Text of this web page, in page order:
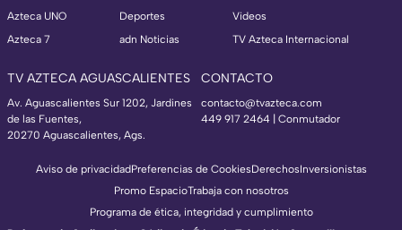
Azteca UNO
Azteca 7
Deportes
adn Noticias
Videos
TV Azteca Internacional
TV AZTECA AGUASCALIENTES
Av. Aguascalientes Sur 1202, Jardines
de las Fuentes,
20270 Aguascalientes, Ags.
CONTACTO
contacto@tvazteca.com
449 917 2464 | Conmutador
Aviso de privacidadPreferencias de CookiesDerechosInversionistas
Promo EspacioTrabaja con nosotros
Programa de ética, integridad y cumplimiento